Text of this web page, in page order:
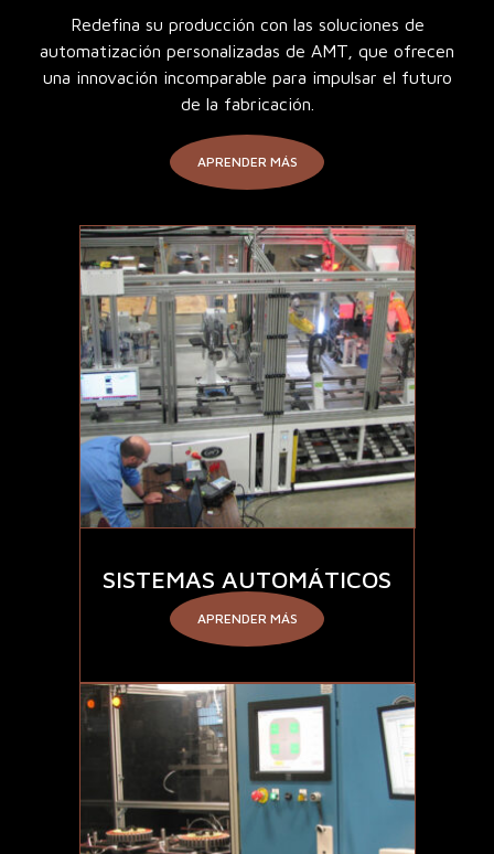
Redefina su producción con las soluciones de
automatización personalizadas de AMT, que ofrecen
una innovación incomparable para impulsar el futuro
de la fabricación.
APRENDER MÁS
SISTEMAS AUTOMÁTICOS
APRENDER MÁS